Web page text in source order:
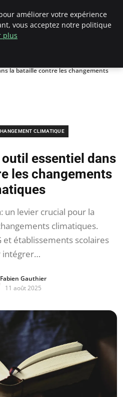
climatique
la bataille contre les changements
CLIMATIQUE
outil essentiel dans
les changements
un levier crucial pour la
climatiques.
établissements scolaires
intégrer…
Fabien Gauthier
11 août 2025
améliorer votre expérience
vous acceptez notre politique
plus